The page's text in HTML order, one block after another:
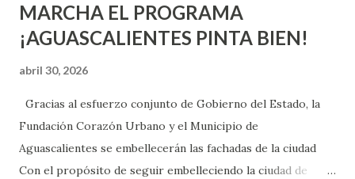
MARCHA EL PROGRAMA
¡AGUASCALIENTES PINTA BIEN!
abril 30, 2026
Gracias al esfuerzo conjunto de Gobierno del Estado, la
Fundación Corazón Urbano y el Municipio de
Aguascalientes se embellecerán las fachadas de la ciudad
Con el propósito de seguir embelleciendo la ciudad de